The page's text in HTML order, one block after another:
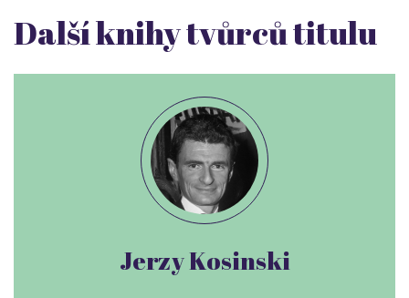
Další knihy tvůrců titulu
Jerzy Kosinski